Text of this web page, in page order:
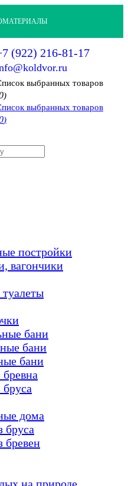
(922) 216-81-17
выбранных товаров
)
выбранных товаров
)
постройки
вагончики
бани
бани
бани
дома
бруса
бревен